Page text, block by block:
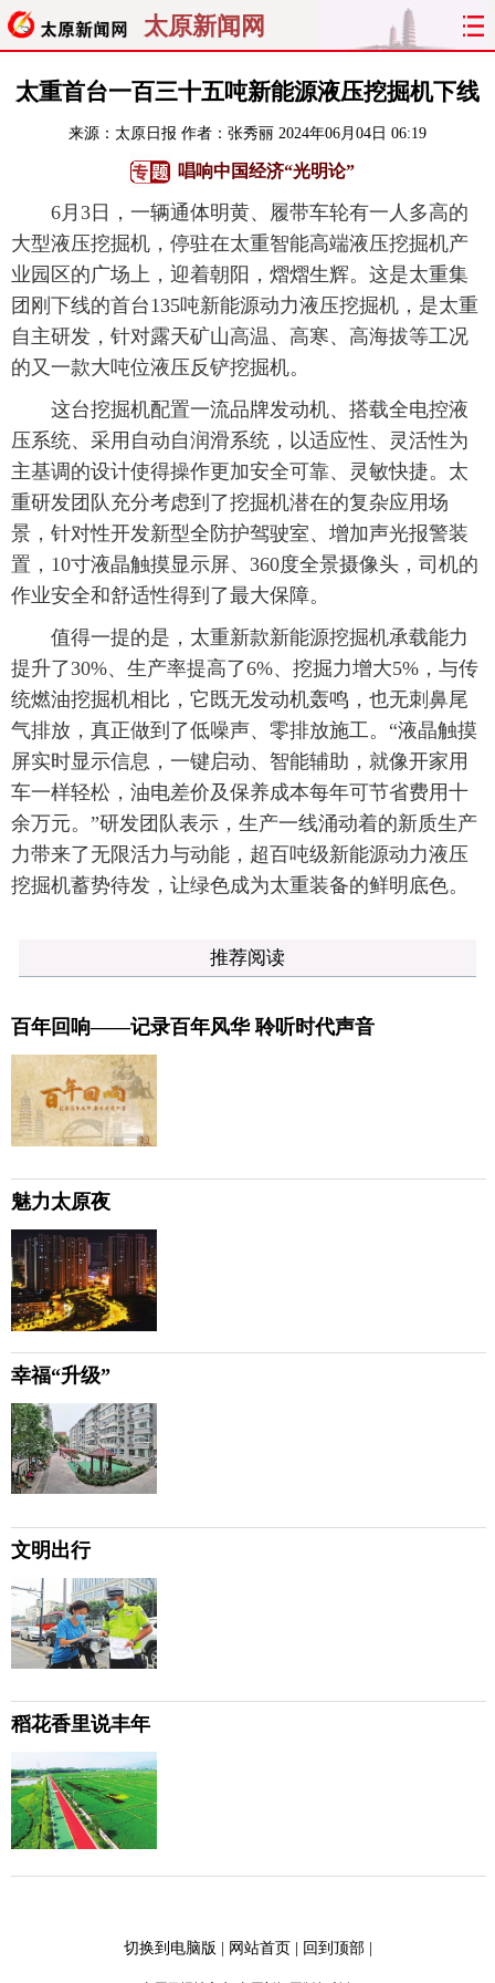
太原新闻网
首页 聚焦 太原 山西
经济 关注 文明 出行
旅游 理财 政务 教育
看天下 晋月读 最太原 网罗民生
太原日报 太原晚报
太重首台一百三十五吨新能源液压挖掘机下线
来源： 太原日报 作者：张秀丽 2024年06月04日 06:19
唱响中国经济“光明论”
6月3日，一辆通体明黄、履带车轮有一人多高的
大型液压挖掘机，停驻在太重智能高端液压挖掘机产
业园区的广场上，迎着朝阳，熠熠生辉。这是太重集
团刚下线的首台135吨新能源动力液压挖掘机，是太重
自主研发，针对露天矿山高温、高寒、高海拔等工况
的又一款大吨位液压反铲挖掘机。
这台挖掘机配置一流品牌发动机、搭载全电控液
压系统、采用自动自润滑系统，以适应性、灵活性为
主基调的设计使得操作更加安全可靠、灵敏快捷。太
重研发团队充分考虑到了挖掘机潜在的复杂应用场
景，针对性开发新型全防护驾驶室、增加声光报警装
置，10寸液晶触摸显示屏、360度全景摄像头，司机的
作业安全和舒适性得到了最大保障。
值得一提的是，太重新款新能源挖掘机承载能力
提升了30%、生产率提高了6%、挖掘力增大5%，与传
统燃油挖掘机相比，它既无发动机轰鸣，也无刺鼻尾
气排放，真正做到了低噪声、零排放施工。“液晶触摸
屏实时显示信息，一键启动、智能辅助，就像开家用
车一样轻松，油电差价及保养成本每年可节省费用十
余万元。”研发团队表示，生产一线涌动着的新质生产
力带来了无限活力与动能，超百吨级新能源动力液压
挖掘机蓄势待发，让绿色成为太重装备的鲜明底色。
推荐阅读
百年回响——记录百年风华 聆听时代声音
魅力太原夜
幸福“升级”
文明出行
稻花香里说丰年
切换到电脑版 | 网站首页| 回到顶部|